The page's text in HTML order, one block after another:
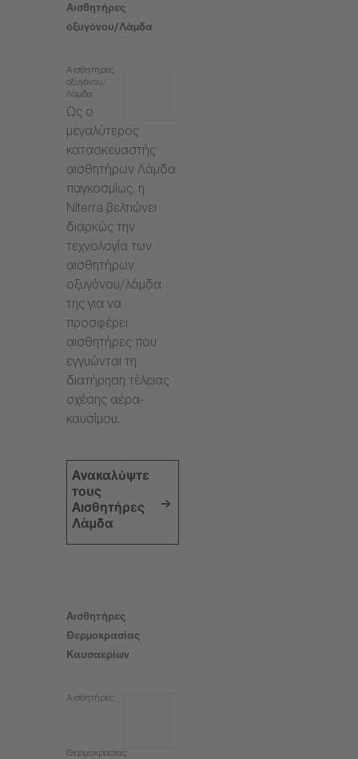
Αισθητήρες
οξυγόνου/Λάμδα
Αισθητήρες
οξυγόνου/
Λάμδα
Ως ο
μεγαλύτερος
κατασκευαστής
αισθητήρων Λάμδα
παγκοσμίως, η
Niterra βελτιώνει
διαρκώς την
τεχνολογία των
αισθητήρων
οξυγόνου/λάμδα
της για να
προσφέρει
αισθητήρες που
εγγυώνται τη
διατήρηση τέλειας
σχέσης αέρα-
καυσίμου.
Ανακαλύψτε
τους
Αισθητήρες
Λάμδα
Αισθητήρες
Θερμοκρασίας
Καυσαερίων
Αισθητήρες
Θερμοκρασίας